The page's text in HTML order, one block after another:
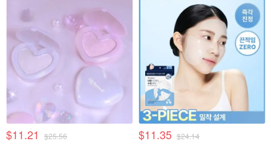
$11.21 $25.56 $11.35 $24.14